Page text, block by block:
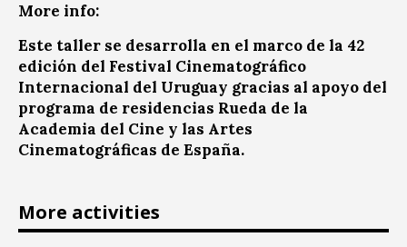
More info:
Este taller se desarrolla en el marco de la 42
edición del Festival Cinematográfico
Internacional del Uruguay gracias al apoyo del
programa de residencias Rueda de la
Academia del Cine y las Artes
Cinematográficas de España.
More activities